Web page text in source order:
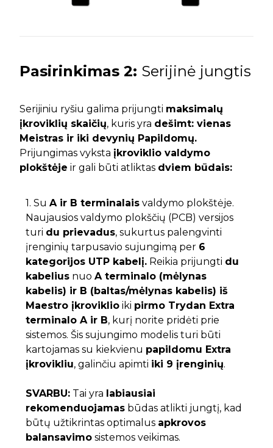
Pasirinkimas 2: Serijinė jungtis
Serijiniu ryšiu galima prijungti maksimalų
įkroviklių skaičių, kuris yra dešimt: vienas
Meistras ir iki devynių Papildomų.
Prijungimas vyksta įkroviklio valdymo
plokštėje ir gali būti atliktas dviem būdais:
1. Su A ir B terminalais valdymo plokštėje.
Naujausios valdymo plokščių (PCB) versijos
turi du prievadus, sukurtus palengvinti
įrenginių tarpusavio sujungimą per 6
kategorijos UTP kabelį. Reikia prijungti du
kabelius nuo A terminalo (mėlynas
kabelis) ir B (baltas/mėlynas kabelis) iš
Maestro įkroviklio iki pirmo Trydan Extra
terminalo A ir B, kurį norite pridėti prie
sistemos. Šis sujungimo modelis turi būti
kartojamas su kiekvienu papildomu Extra
įkrovikliu, galinčiu apimti iki 9 įrenginių.
SVARBU: Tai yra labiausiai
rekomenduojamas būdas atlikti jungtį, kad
būtų užtikrintas optimalus apkrovos
balansavimo sistemos veikimas.